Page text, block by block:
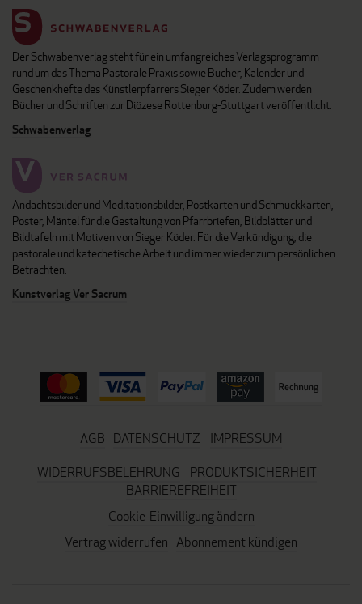
Der Schwabenverlag steht für ein umfangreiches Verlagsprogramm
rund um das Thema Pastorale Praxis sowie Bücher, Kalender und
Geschenkhefte des Künstlerpfarrers Sieger Köder. Zudem werden
Bücher und Schriften zur Diözese Rottenburg-Stuttgart veröffentlicht.
Schwabenverlag
Andachtsbilder und Meditationsbilder, Postkarten und Schmuckkarten,
Poster, Mäntel für die Gestaltung von Pfarrbriefen, Bildblätter und
Bildtafeln mit Motiven von Sieger Köder. Für die Verkündigung, die
pastorale und katechetische Arbeit und immer wieder zum persönlichen
Betrachten.
Kunstverlag Ver Sacrum
AGB DATENSCHUTZ
IMPRESSUM
WIDERRUFSBELEHRUNG
PRODUKTSICHERHEIT
BARRIEREFREIHEIT
Cookie-Einwilligung ändern
Vertrag widerrufen Abonnement kündigen